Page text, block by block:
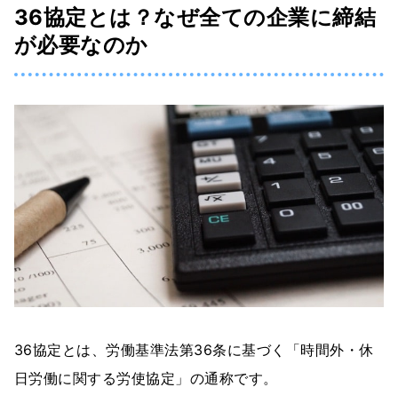
36協定とは？なぜ全ての企業に締結
が必要なのか
36協定とは、労働基準法第36条に基づく「時間外・休
日労働に関する労使協定」の通称です。